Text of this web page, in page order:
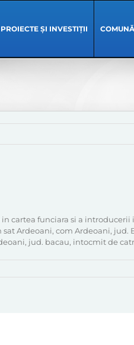
PROIECTE ȘI INVESTIȚII COMUNĂ
cartea funciara si a
Ardeoani, com Ardeoani,
jud. bacau, intocmit de catre